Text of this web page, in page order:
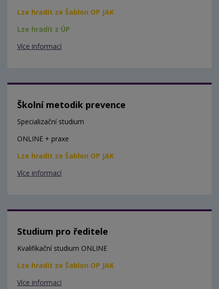
Lze hradit ze Šablon OP JAK
Lze hradit z ÚP
Více informací
Školní metodik prevence
Specializační studium
ONLINE + praxe
Lze hradit ze Šablon OP JAK
Více informací
Studium pro ředitele
Kvalifikační studium ONLINE
Lze hradit ze Šablon OP JAK
Více informací